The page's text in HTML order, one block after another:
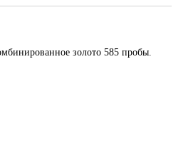
золото 585 пробы.